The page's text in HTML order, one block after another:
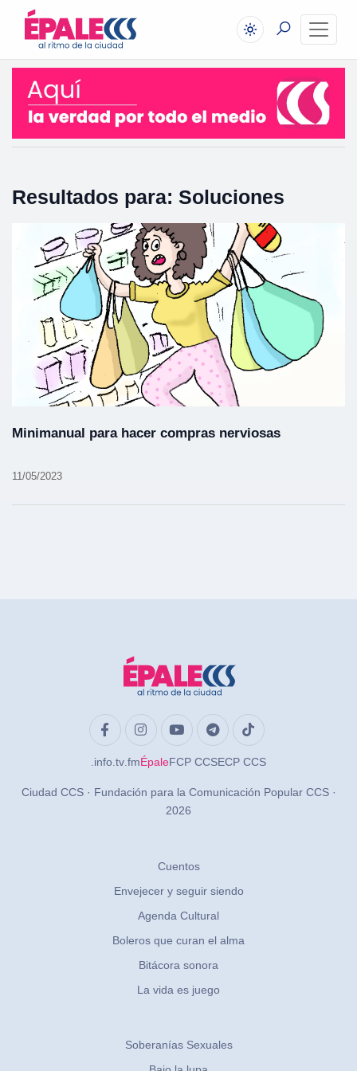
Resultados para: Soluciones
Minimanual para hacer compras nerviosas
11/05/2023
.info .tv .fmÉpaleFCP CCSECP CCS
Ciudad CCS · Fundación para la Comunicación Popular CCS ·
2026
Cuentos
Envejecer y seguir siendo
Agenda Cultural
Boleros que curan el alma
Bitácora sonora
La vida es juego
Soberanías Sexuales